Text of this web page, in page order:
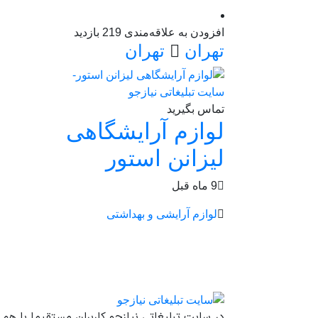
افزودن به علاقه‌مندی 219 بازدید
تهران تهران
تماس بگیرید
لوازم آرایشگاهی
لیزانن استور
9 ماه قبل
لوازم آرایشی و بهداشتی